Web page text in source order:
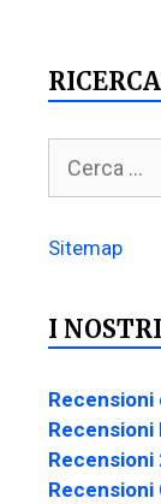
Sitemap
I
Recensioni
Recensioni
Recensioni
Recensioni